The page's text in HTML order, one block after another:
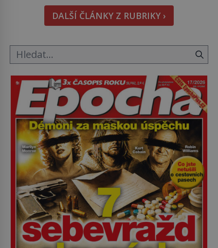
znetvořené válkou, tresty nebo nehodami. Jejich
metody jsou překvapivě promyšlené a některé
principy používají chirurgové dodnes. Úplně první
DALŠÍ ČLÁNKY Z RUBRIKY ›